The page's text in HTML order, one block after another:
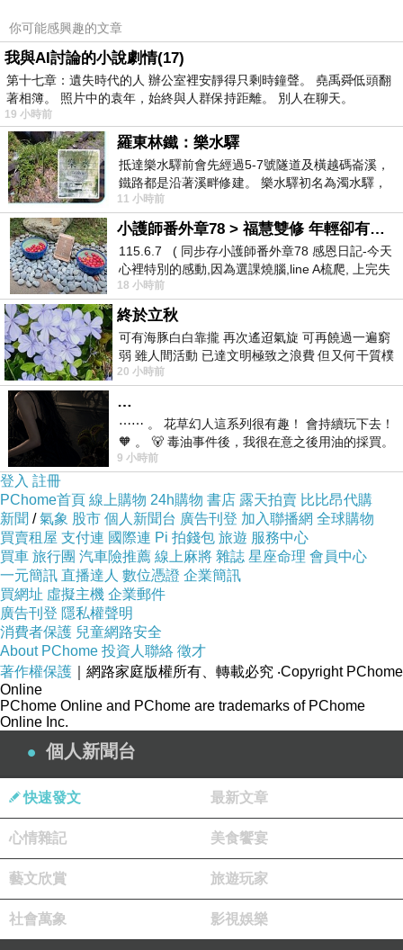
第一單元（60
創業本質與錯誤起點拆解（第一性原理）
教學重點
創業失敗的真正原因：不是努力不夠，而是「問
題錯」
什麼是真正的「市場需求」？
假需求vs真需求辨識
核心內容
第一性原理思維拆解創業
3個問題驗證模型：
問題是否頻繁？
是否具備痛感？
是否願意付費？
活動
每位學員寫出：
自己想創業的「一句話想法」
並拆解成「問題本質」
第二單元（60分鐘）
商業模式不是想出來的，是推導出來的
教學重點
商業模式九宮格（
價值主張vs用戶需求
核心內容
誰是顧客？誰付錢？
價值如何流動？
收入模式基本類型
活動
小組練習：完成一張簡化
BMC（9
🟦第三單元（60分鐘）
系統思考：創業是一個動態系統
教學重點
創業不是產品，而是系統
你可能感興趣的文章
我與AI討論的小說劇情(17)
第十七章：遺失時代的人 辦公室裡安靜得只剩時鐘聲。 堯禹舜低頭翻
著相簿。 照片中的袁年，始終與人群保持距離。 別人在聊天。
19 小時前
羅東林鐵：樂水驛
抵達樂水驛前會先經過5-7號隧道及橫越碼崙溪，
鐵路都是沿著溪畔修建。 樂水驛初名為濁水驛，
但因與臺鐵集集線車站同名，於1953
11 小時前
小護師番外章78 > 福慧雙修 年輕卻有個老靈魂 ㄑ金剛經〉podcast
115.6.7 ( 同步存小護師番外章78 感恩日記-今天
心裡特別的感動,因為選課燒腦,line A梳爬, 上完失
智課的她,特來傾
18 小時前
終於立秋
可有海豚白白靠攏 再次遙迢氣旋 可再饒過一遍窮
弱 雖人間活動 已達文明極致之浪費 但又何干質樸
者 只能白白陪葬
20 小時前
…
⋯⋯ 。 花草幻人這系列很有趣！ 會持續玩下去！
🧡 。 🐻 毒油事件後，我很在意之後用油的採買。
前天購買了我之前就很愛
9 小時前
登入 註冊
PChome首頁 線上購物 24h購物 書店 露天拍賣 比比昂代購
新聞 /氣象 股市 個人新聞台 廣告刊登 加入聯播網 全球購物
買賣租屋 支付連 國際連 Pi 拍錢包 旅遊 服務中心
買車 旅行團 汽車險推薦 線上麻將 雜誌 星座命理 會員中心
一元簡訊 直播達人 數位憑證 企業簡訊
買網址 虛擬主機 企業郵件
廣告刊登 隱私權聲明
消費者保護 兒童網路安全
About PChome 投資人聯絡 徵才
著作權保護 ｜網路家庭版權所有、轉載必究 ‧Copyright PChome
Online
PChome Online and PChome are trademarks of PChome
Online Inc.
個人新聞台
快速發文 最新文章
心情雜記 美食饗宴
藝文欣賞 旅遊玩家
社會萬象 影視娛樂